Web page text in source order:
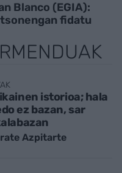
Blanco (EGIA):
fidatu
istorioa; hala
ez bazan, sar
Azpitarte